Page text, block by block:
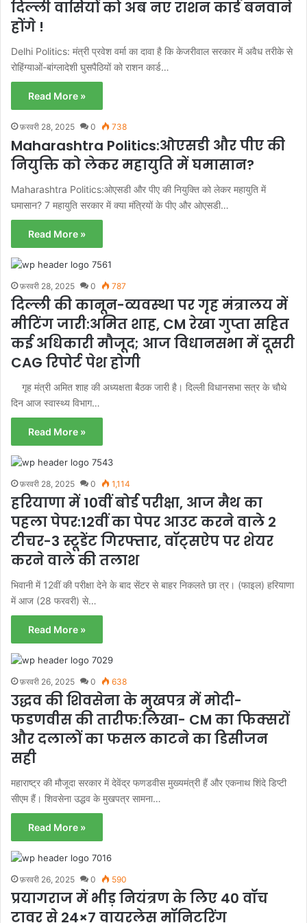
दिल्ली वासियों को अब नए राशन कार्ड बनवाने
होंगे !
Delhi Politics: मंत्री प्रवेश वर्मा का दावा है कि केजरीवाल सरकार में अवैध तरीके से
रोहिंग्याओं-बांग्लादेशी घुसपैठियों को राशन कार्ड…
Read More »
फ़रवरी 28, 2025 0 738
Maharashtra Politics:ओएसडी और पीए की
नियुक्ति को लेकर महायुति में घमासान?
Maharashtra Politics:ओएसडी और पीए की नियुक्ति को लेकर महायुति में
घमासान? 7 महायुति सरकार में क्या मंत्रियों के पीए और ओएसडी…
Read More »
फ़रवरी 28, 2025 0 787
दिल्ली की कानून-व्यवस्था पर गृह मंत्रालय में
मीटिंग जारी:अमित शाह, CM रेखा गुप्ता सहित
कई अधिकारी मौजूद; आज विधानसभा में दूसरी
CAG रिपोर्ट पेश होगी
गृह मंत्री अमित शाह की अध्यक्षता बैठक जारी है। दिल्ली विधानसभा सत्र के चौथे
दिन आज स्वास्थ्य विभाग…
Read More »
फ़रवरी 28, 2025 0 1,114
हरियाणा में 10वीं बोर्ड परीक्षा, आज मैथ का
पहला पेपर:12वीं का पेपर आउट करने वाले 2
टीचर-3 स्टूडेंट गिरफ्तार, वॉट्सऐप पर शेयर
करने वाले की तलाश
भिवानी में 12वीं की परीक्षा देने के बाद सेंटर से बाहर निकलते छा त्र। (फाइल) हरियाणा
में आज (28 फरवरी) से…
Read More »
फ़रवरी 26, 2025 0 638
उद्धव की शिवसेना के मुखपत्र में मोदी-
फडणवीस की तारीफ:लिखा- CM का फिक्सरों
और दलालों का फसल काटने का डिसीजन
सही
महाराष्ट्र की मौजूदा सरकार में देवेंद्र फणडवीस मुख्यमंत्री हैं और एकनाथ शिंदे डिप्टी
सीएम हैं। शिवसेना उद्धव के मुखपत्र सामना…
Read More »
फ़रवरी 26, 2025 0 590
प्रयागराज में भीड़ नियंत्रण के लिए 40 वॉच
टावर से 24×7 वायरलेस मॉनिटरिंग